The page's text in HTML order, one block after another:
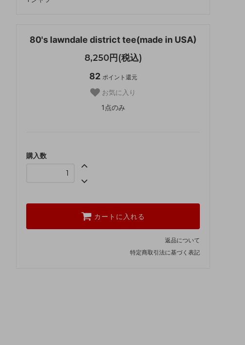
80's lawndale district tee(made in USA)
8,250円(税込)
82 ポイント還元
お気に入り
1点のみ
購入数
カートに入れる
返品について
特定商取引法に基づく表記